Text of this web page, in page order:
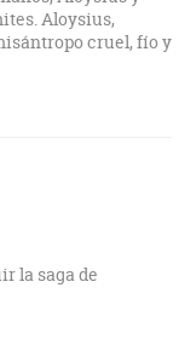
Aloysius,
cruel, fío y
la saga de